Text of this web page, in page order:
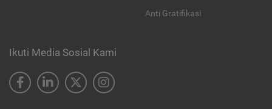
Anti Gratifikasi
Ikuti Media Sosial Kami